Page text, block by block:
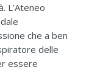
L’Ateneo
che a ben
delle
essere